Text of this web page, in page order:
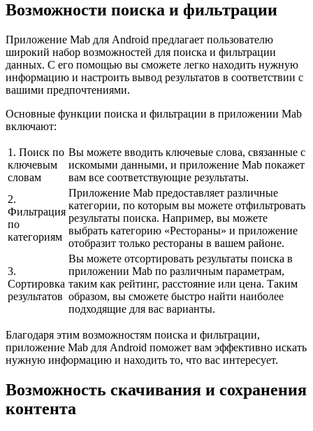
Возможности поиска и фильтрации
Приложение Mab для Android предлагает пользователю
широкий набор возможностей для поиска и фильтрации
данных. С его помощью вы сможете легко находить нужную
информацию и настроить вывод результатов в соответствии с
вашими предпочтениями.
Основные функции поиска и фильтрации в приложении Mab
включают:
1. Поиск по
ключевым
словам
Вы можете вводить ключевые слова, связанные с
искомыми данными, и приложение Mab покажет
вам все соответствующие результаты.
2.
Фильтрация
по
категориям
Приложение Mab предоставляет различные
категории, по которым вы можете отфильтровать
результаты поиска. Например, вы можете
выбрать категорию «Рестораны» и приложение
отобразит только рестораны в вашем районе.
3.
Сортировка
результатов
Вы можете отсортировать результаты поиска в
приложении Mab по различным параметрам,
таким как рейтинг, расстояние или цена. Таким
образом, вы сможете быстро найти наиболее
подходящие для вас варианты.
Благодаря этим возможностям поиска и фильтрации,
приложение Mab для Android поможет вам эффективно искать
нужную информацию и находить то, что вас интересует.
Возможность скачивания и сохранения
контента